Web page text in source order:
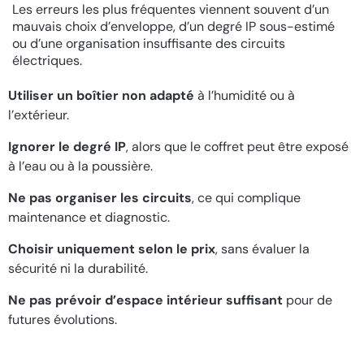
Les erreurs les plus fréquentes viennent souvent d’un
mauvais choix d’enveloppe, d’un degré IP sous-estimé
ou d’une organisation insuffisante des circuits
électriques.
Utiliser un boîtier non adapté à l’humidité ou à
l’extérieur.
Ignorer le degré IP, alors que le coffret peut être exposé
à l’eau ou à la poussière.
Ne pas organiser les circuits, ce qui complique
maintenance et diagnostic.
Choisir uniquement selon le prix, sans évaluer la
sécurité ni la durabilité.
Ne pas prévoir d’espace intérieur suffisant pour de
futures évolutions.